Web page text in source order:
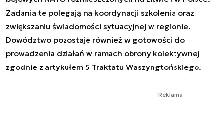
Zadania te polegają na koordynacji szkolenia oraz
zwiększaniu świadomości sytuacyjnej w regionie.
Dowództwo pozostaje również w gotowości do
prowadzenia działań w ramach obrony kolektywnej
zgodnie z artykułem 5 Traktatu Waszyngtońskiego.
Reklama